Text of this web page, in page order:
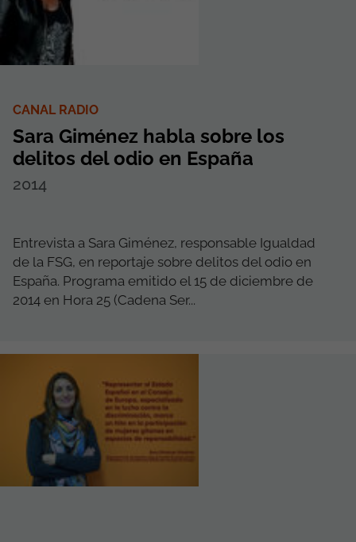
CANAL RADIO
Sara Giménez habla sobre los
delitos del odio en España
2014
Entrevista a Sara Giménez, responsable Igualdad
de la FSG, en reportaje sobre delitos del odio en
España. Programa emitido el 15 de diciembre de
2014 en Hora 25 (Cadena Ser...